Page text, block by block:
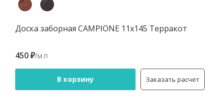
Доска заборная CAMPIONE 11х145 Терракот
450 ₽/м.п
В корзину Заказать расчет